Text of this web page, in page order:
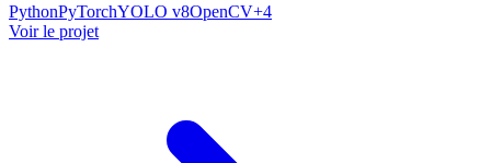
PythonPyTorchYOLO v8OpenCV+4
Voir le projet